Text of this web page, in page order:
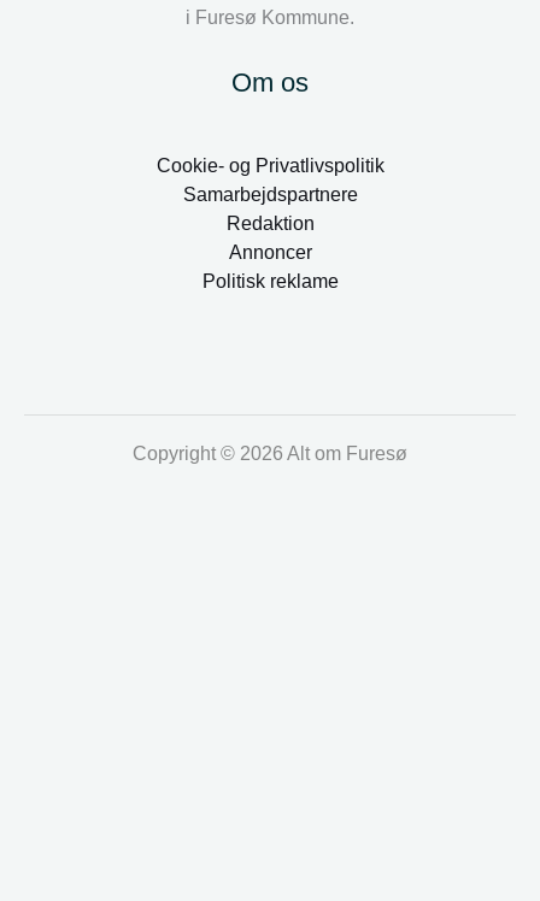
i Furesø Kommune.
Om os
Cookie- og Privatlivspolitik
Samarbejdspartnere
Redaktion
Annoncer
Politisk reklame
Copyright © 2026 Alt om Furesø